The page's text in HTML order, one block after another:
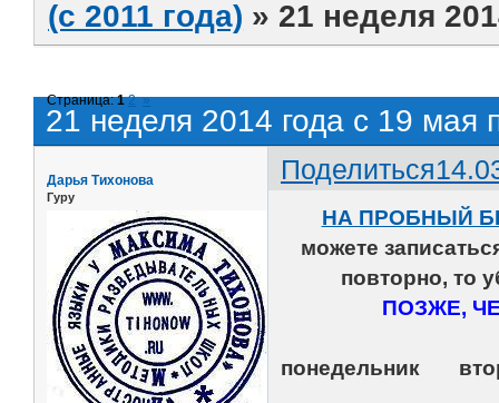
(с 2011 года) » 21 неделя
21 неделя 2014 года с 19 мая
Страница:1 2 »
Поделиться
Дарья Тихонова
Гуру
НА ПРОБНЫЙ
можете
повторно, то
ПОЗЖЕ,